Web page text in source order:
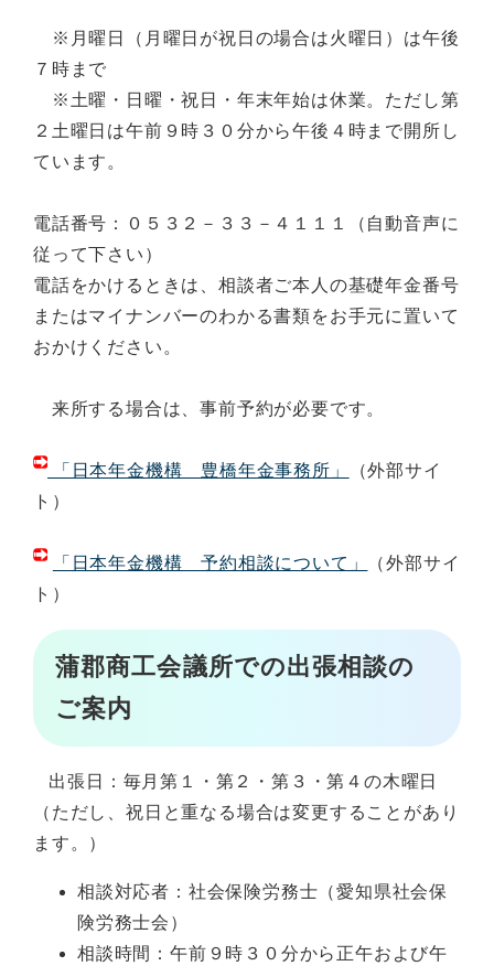
※月曜日（月曜日が祝日の場合は火曜日）は午後
７時まで
※土曜・日曜・祝日・年末年始は休業。ただし第
２土曜日は午前９時３０分から午後４時まで開所し
ています。
電話番号：０５３２－３３－４１１１（自動音声に
従って下さい）
電話をかけるときは、相談者ご本人の基礎年金番号
またはマイナンバーのわかる書類をお手元に置いて
おかけください。
来所する場合は、事前予約が必要です。
「日本年金機構 豊橋年金事務所」
（外部サイ
ト）
「日本年金機構 予約相談について」
（外部サイ
ト）
蒲郡商工会議所での出張相談の
ご案内
出張日：毎月第１・第２・第３・第４の木曜日
（ただし、祝日と重なる場合は変更することがあり
ます。）
相談対応者：社会保険労務士（愛知県社会保
険労務士会）
相談時間：午前９時３０分から正午および午